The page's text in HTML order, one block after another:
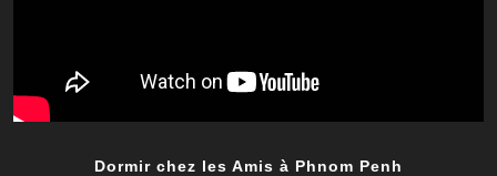
Dormir chez les Amis à Phnom Penh